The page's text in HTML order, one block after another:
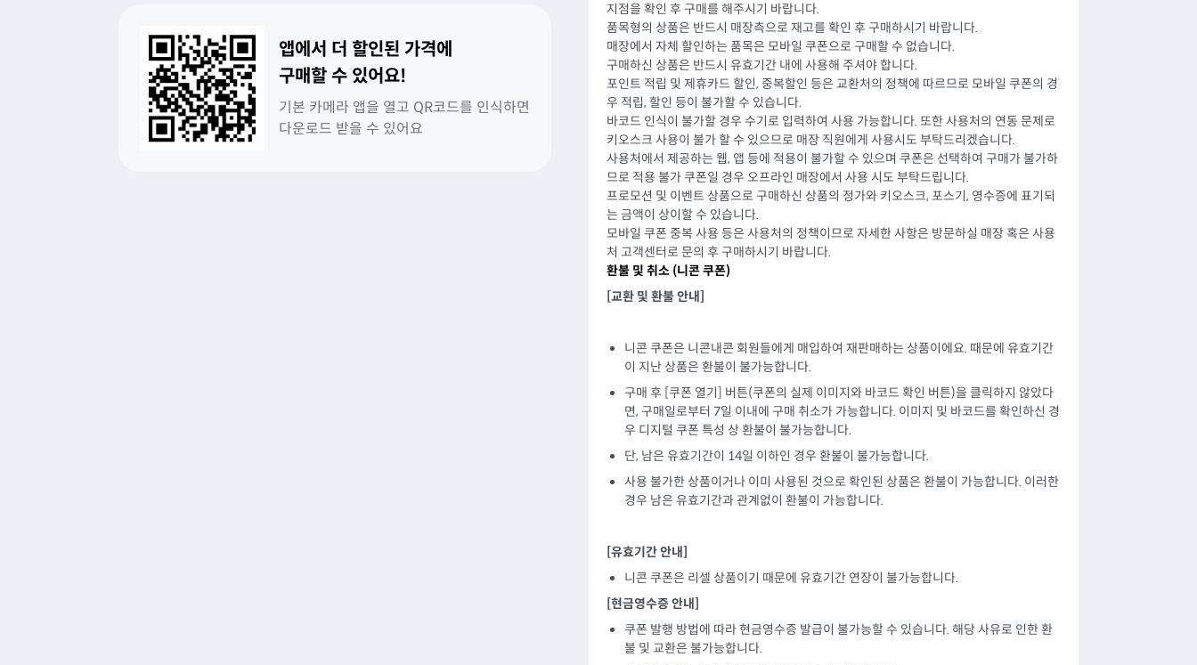
앱에서 더 할인된 가격에
구매할 수 있어요!
기본 카메라 앱을 열고 QR코드를 인식하면
다운로드 받을 수 있어요
지점을 확인 후 구매를 해주시기 바랍니다.
품목형의 상품은 반드시 매장측으로 재고를 확인 후 구매하시기 바랍니다.
매장에서 자체 할인하는 품목은 모바일 쿠폰으로 구매할 수 없습니다.
구매하신 상품은 반드시 유효기간 내에 사용해 주셔야 합니다.
포인트 적립 및 제휴카드 할인, 중복할인 등은 교환처의 정책에 따르므로 모바일 쿠폰의 경
우 적립, 할인 등이 불가할 수 있습니다.
바코드 인식이 불가할 경우 수기로 입력하여 사용 가능합니다. 또한 사용처의 연동 문제로
키오스크 사용이 불가 할 수 있으므로 매장 직원에게 사용시도 부탁드리겠습니다.
사용처에서 제공하는 웹, 앱 등에 적용이 불가할 수 있으며 쿠폰은 선택하여 구매가 불가하
므로 적용 불가 쿠폰일 경우 오프라인 매장에서 사용 시도 부탁드립니다.
프로모션 및 이벤트 상품으로 구매하신 상품의 정가와 키오스크, 포스기, 영수증에 표기되
는 금액이 상이할 수 있습니다.
모바일 쿠폰 중복 사용 등은 사용처의 정책이므로 자세한 사항은 방문하실 매장 혹은 사용
처 고객센터로 문의 후 구매하시기 바랍니다.
환불 및 취소 (니콘 쿠폰)
[교환 및 환불 안내]
니콘 쿠폰은 니콘내콘 회원들에게 매입하여 재판매하는 상품이에요. 때문에 유효기간
이 지난 상품은 환불이 불가능합니다.
구매 후 [쿠폰 열기] 버튼(쿠폰의 실제 이미지와 바코드 확인 버튼)을 클릭하지 않았다
면, 구매일로부터 7일 이내에 구매 취소가 가능합니다. 이미지 및 바코드를 확인하신 경
우 디지털 쿠폰 특성 상 환불이 불가능합니다.
단, 남은 유효기간이 14일 이하인 경우 환불이 불가능합니다.
사용 불가한 상품이거나 이미 사용된 것으로 확인된 상품은 환불이 가능합니다. 이러한
경우 남은 유효기간과 관계없이 환불이 가능합니다.
[유효기간 안내]
니콘 쿠폰은 리셀 상품이기 때문에 유효기간 연장이 불가능합니다.
[현금영수증 안내]
쿠폰 발행 방법에 따라 현금영수증 발급이 불가능할 수 있습니다. 해당 사유로 인한 환
불 및 교환은 불가능합니다.